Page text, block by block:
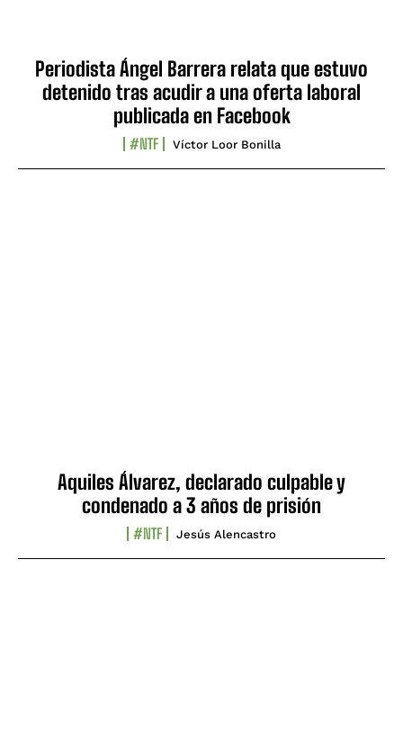
Periodista Ángel Barrera relata que estuvo
detenido tras acudir a una oferta laboral
publicada en Facebook
#NTF Víctor Loor Bonilla
Aquiles Álvarez, declarado culpable y
condenado a 3 años de prisión
#NTF Jesús Alencastro